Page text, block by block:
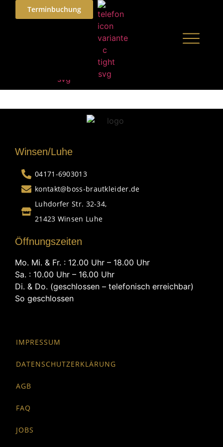
Terminbuchung
Winsen/Luhe
04171-6903013
kontakt@boss-brautkleider.de
Luhdorfer Str. 32-34,
21423 Winsen Luhe
Öffnungszeiten
Mo. Mi. & Fr. : 12.00 Uhr – 18.00 Uhr
Sa. : 10.00 Uhr – 16.00 Uhr
Di. & Do. (geschlossen – telefonisch erreichbar)
So geschlossen
IMPRESSUM
DATENSCHUTZERKLÄRUNG
AGB
FAQ
JOBS